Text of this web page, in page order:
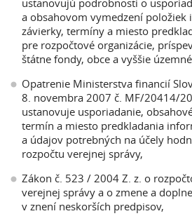
ustanovujú podrobnosti o
a obsahovom vymedzení položiek
závierky, termíny a miesto
pre rozpočtové organizácie,
štátne fondy, obce a vyššie
Opatrenie Ministerstva financií
8. novembra 2007 č. MF/20414/
ustanovuje usporiadanie,
termín a miesto predkladania
a údajov potrebných na účely
rozpočtu verejnej správy,
Zákon č. 523 / 2004 Z. z. o
verejnej správy a o zmene a
v znení neskorších predpisov,